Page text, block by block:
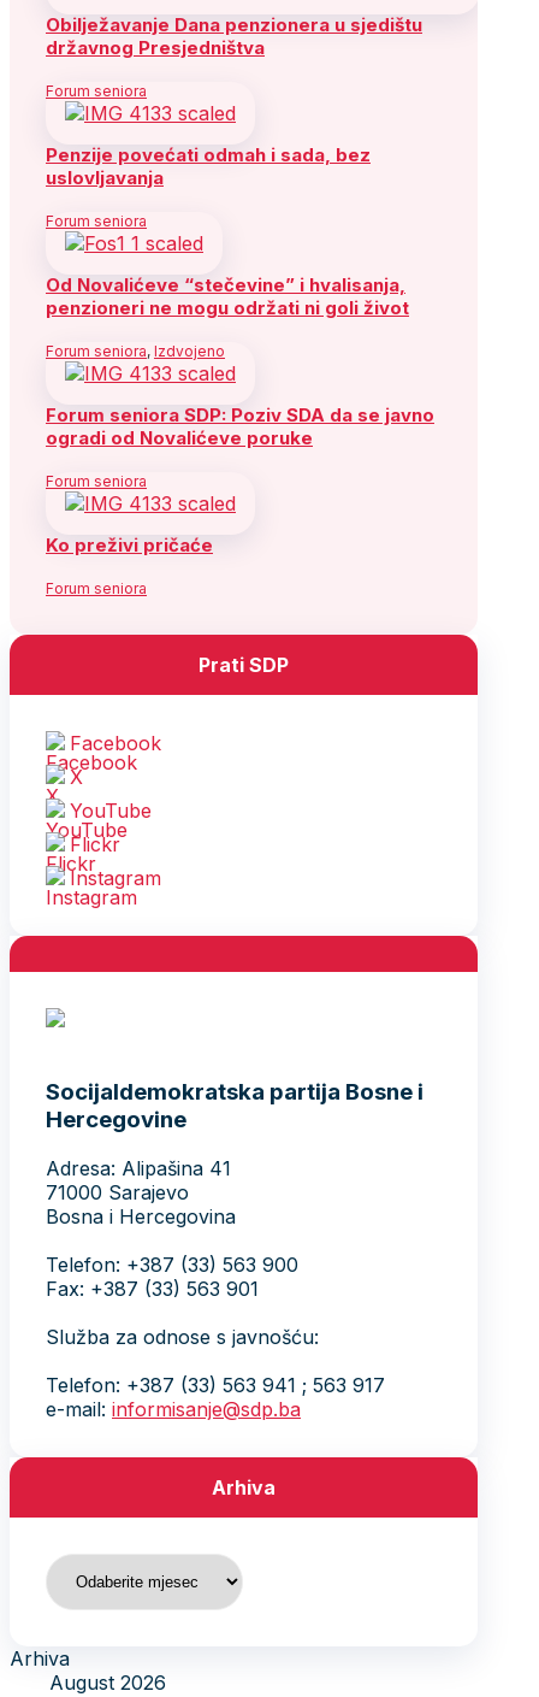
Obilježavanje Dana penzionera u sjedištu
državnog Presjedništva
Forum seniora
Penzije povećati odmah i sada, bez
uslovljavanja
Forum seniora
Od Novalićeve “stečevine” i hvalisanja,
penzioneri ne mogu održati ni goli život
Forum seniora, Izdvojeno
Forum seniora SDP: Poziv SDA da se javno
ogradi od Novalićeve poruke
Forum seniora
Ko preživi pričaće
Forum seniora
Prati SDP
Facebook
X
YouTube
Flickr
Instagram
Socijaldemokratska partija Bosne i
Hercegovine
Adresa: Alipašina 41
71000 Sarajevo
Bosna i Hercegovina
Telefon: +387 (33) 563 900
Fax: +387 (33) 563 901
Služba za odnose s javnošću:
Telefon: +387 (33) 563 941 ; 563 917
e-mail: informisanje@sdp.ba
Arhiva
Arhiva
Arhiva
August 2026